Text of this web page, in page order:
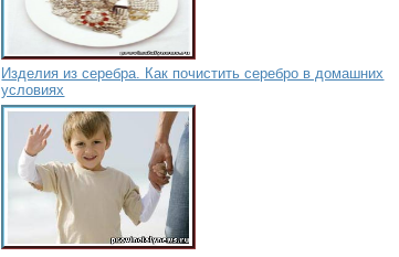
Изделия из серебра. Как почистить серебро в домашних
условиях